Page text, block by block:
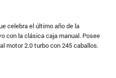
celebra el último año de la
con la clásica caja manual. Posee
motor 2.0 turbo con 245 caballos.